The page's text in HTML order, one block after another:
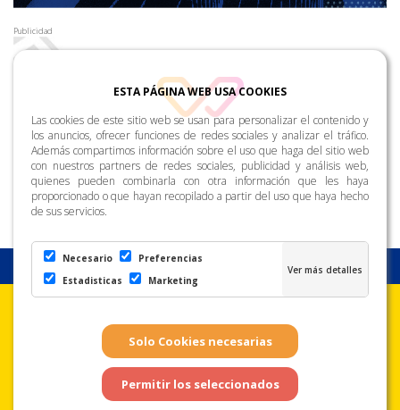
Publicidad
Aviso Legal Condiciones de uso
Política de
Privacidad
Copyright © Zona Amarilla. Todos los derechos reservados. - Página
ESTA PÁGINA WEB USA COOKIES
Las cookies de este sitio web se usan para personalizar el contenido y
los anuncios, ofrecer funciones de redes sociales y analizar el tráfico.
Además compartimos información sobre el uso que haga del sitio web
con nuestros partners de redes sociales, publicidad y análisis web,
quienes pueden combinarla con otra información que les haya
proporcionado o que hayan recopilado a partir del uso que haya hecho
de sus servicios.
Necesario
Preferencias
Estadisticas
Marketing